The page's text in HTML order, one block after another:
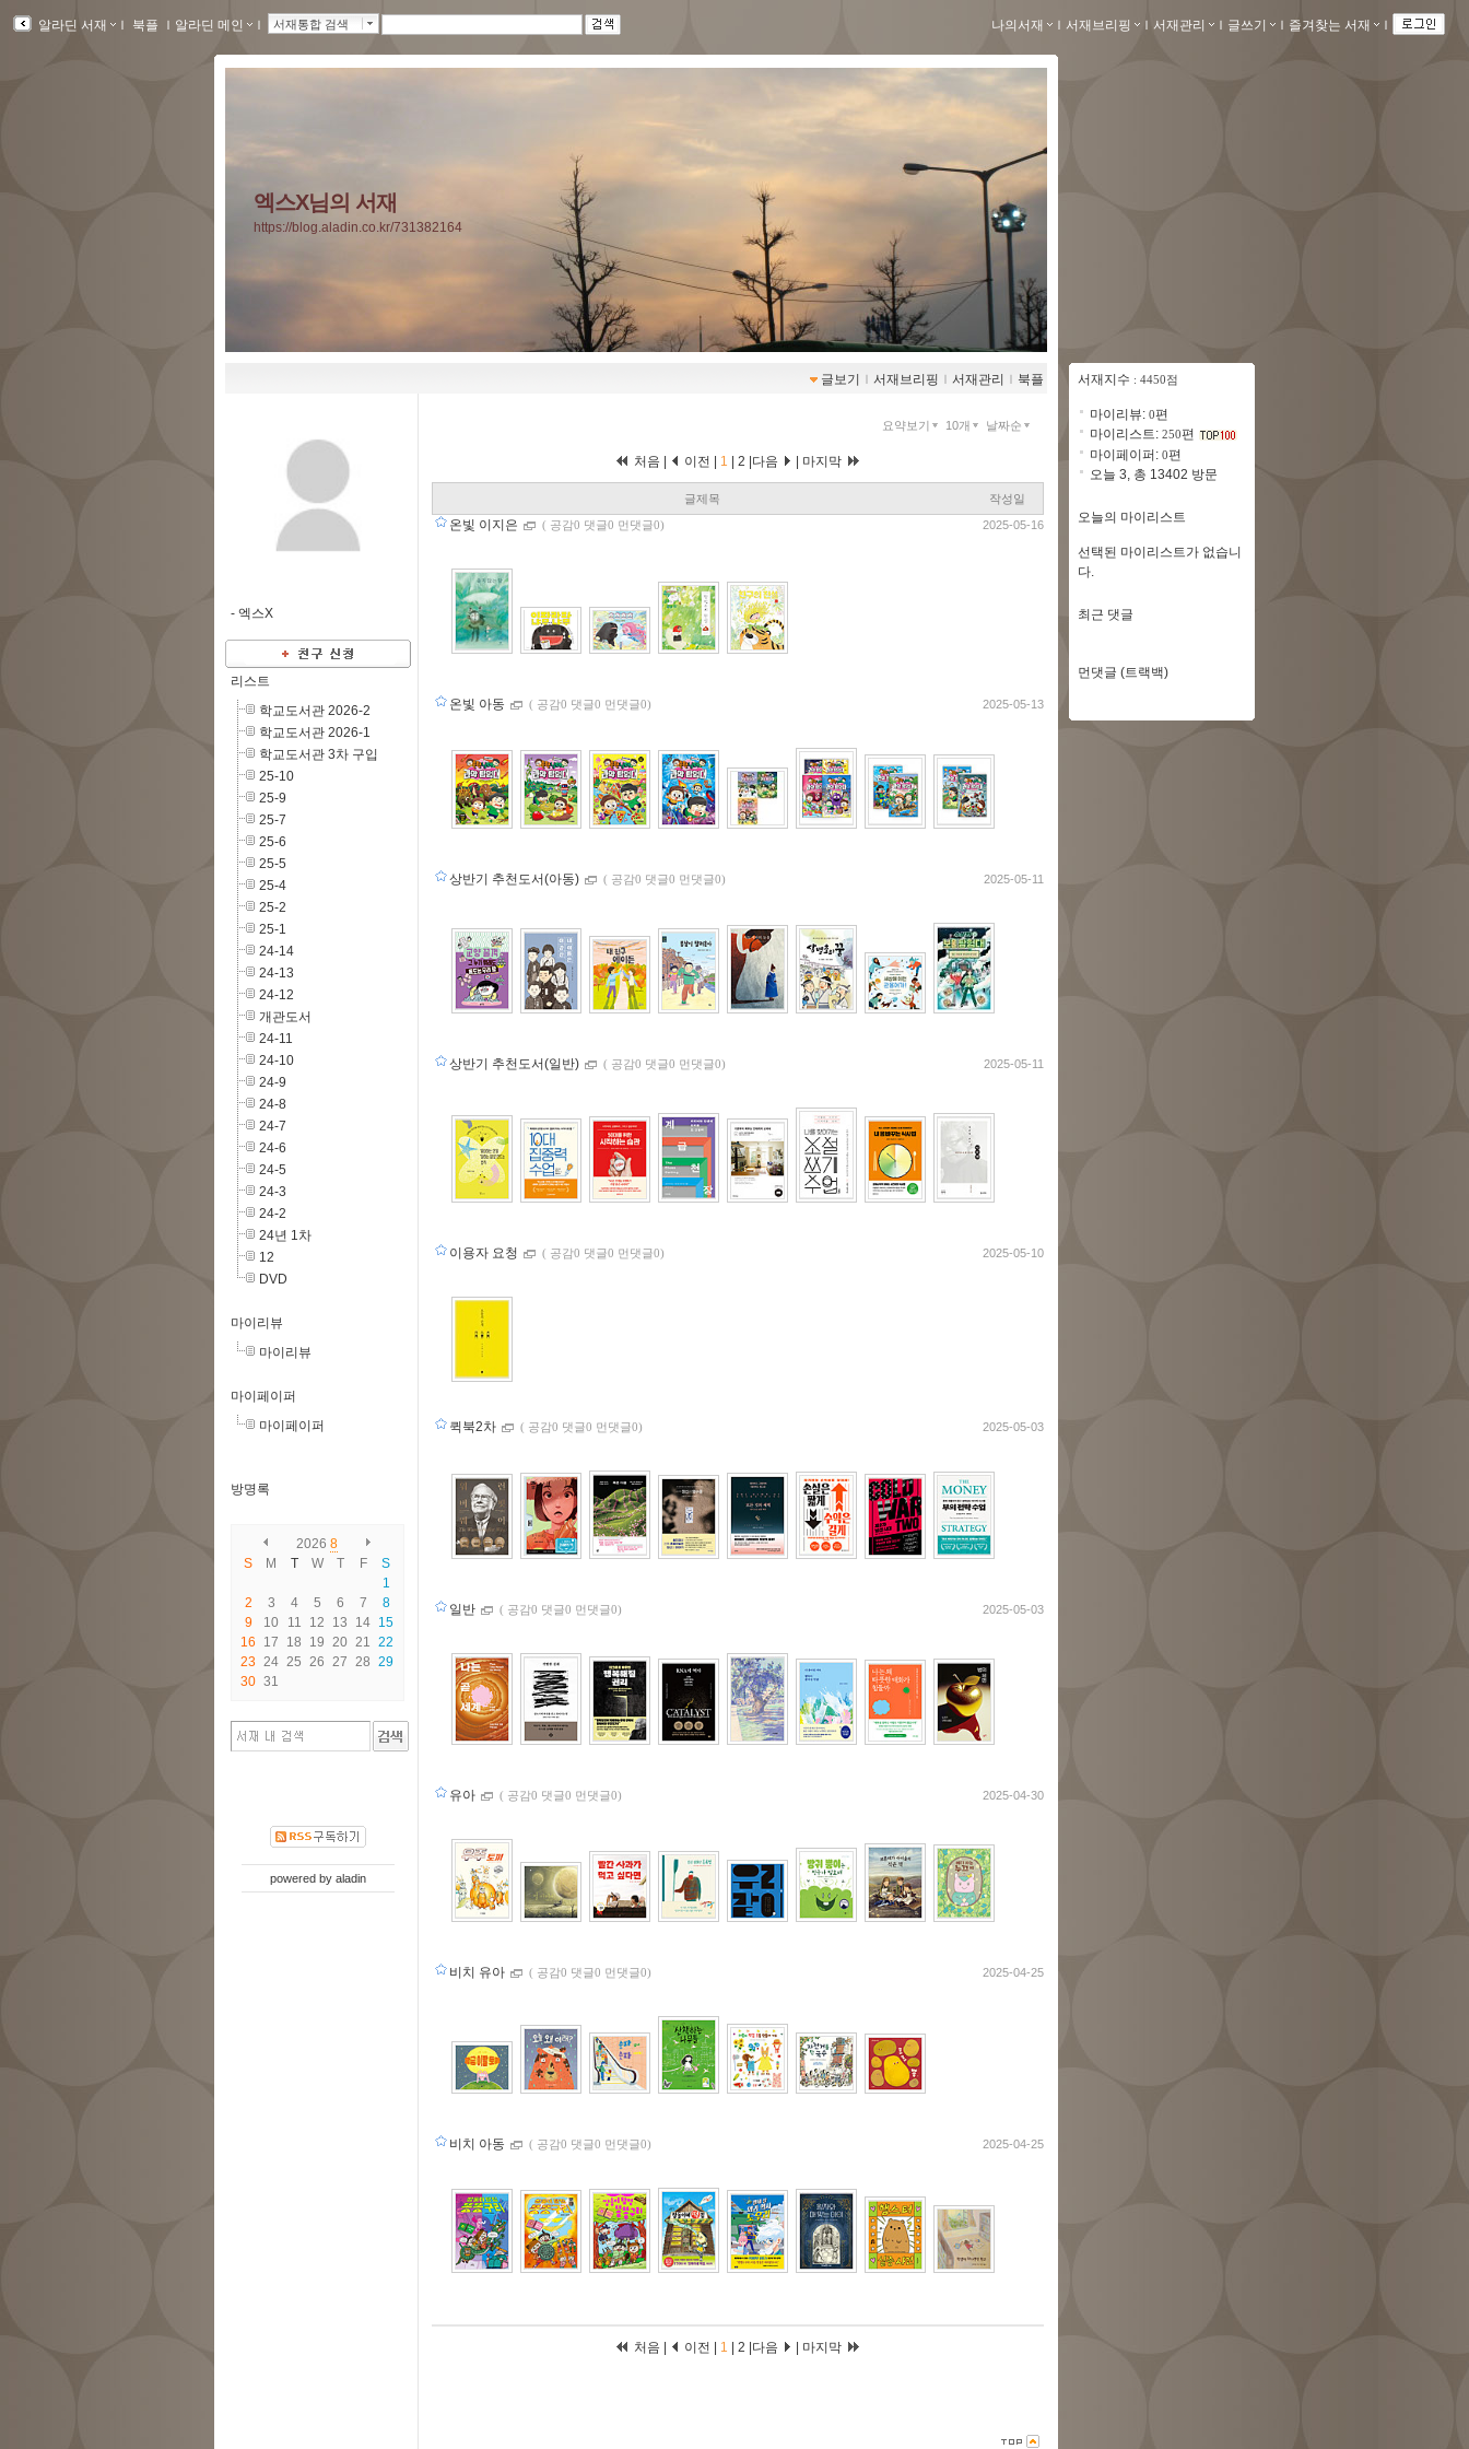
알라딘 서재 ｌ 북플 ｌ 알라딘 메인 ｌ 서재통합 검색 나의서재 ｌ 서재브리핑 ｌ 서재관리 ｌ 글쓰기 ｌ 즐겨찾는 서재 ｌ
엑스X님의 서재
https://blog.aladin.co.kr/731382164
글보기 ｌ 서재브리핑 ｌ 서재관리 ｌ 북플
- 엑스X
리스트
학교도서관 2026-2
학교도서관 2026-1
학교도서관 3차 구입
25-10
25-9
25-7
25-6
25-5
25-4
25-2
25-1
24-14
24-13
24-12
개관도서
24-11
24-10
24-9
24-8
24-7
24-6
24-5
24-3
24-2
24년 1차
12
DVD
마이리뷰
마이리뷰
마이페이퍼
마이페이퍼
방명록
2026 8
S
M T W T F
S
1
2
3 4 5 6 7
8
9
10 11 12 13 14 15
16
17 18 19 20 21 22
23 24 25 26 27 28 29
30 31
powered by aladin
요약보기 10개 날짜순
처음 | 이전 | 1 2 다음 마지막
글제목 작성일
온빛 이지은 ( 공감0 댓글0 먼댓글0) 2025-05-16
온빛 아동 ( 공감0 댓글0 먼댓글0) 2025-05-13
상반기 추천도서(아동) ( 공감0 댓글0 먼댓글0) 2025-05-11
상반기 추천도서(일반) ( 공감0 댓글0 먼댓글0) 2025-05-11
이용자 요청 ( 공감0 댓글0 먼댓글0) 2025-05-10
퀵북2차 ( 공감0 댓글0 먼댓글0) 2025-05-03
일반 ( 공감0 댓글0 먼댓글0) 2025-05-03
유아 ( 공감0 댓글0 먼댓글0) 2025-04-30
비치 유아 ( 공감0 댓글0 먼댓글0) 2025-04-25
비치 아동 ( 공감0 댓글0 먼댓글0) 2025-04-25
처음 | 이전 | 1 2 다음 마지막
서재지수 : 4450점
마이리뷰: 0편
마이리스트: 250편
마이페이퍼: 0편
오늘 3, 총 13402 방문
오늘의 마이리스트
선택된 마이리스트가 없습니
다.
최근 댓글
먼댓글 (트랙백)